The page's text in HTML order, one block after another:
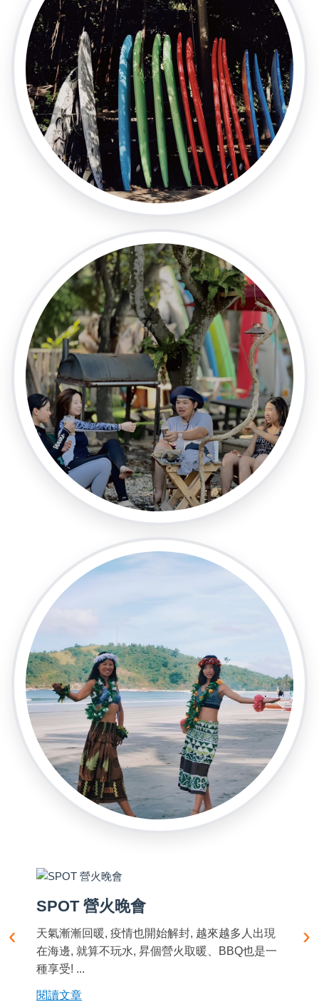
‹
SPOT 營火晚會
天氣漸漸回暖, 疫情也開始解封, 越來越多人出現
在海邊, 就算不玩水, 昇個營火取暖、BBQ也是一
種享受! ...
閱讀文章
›